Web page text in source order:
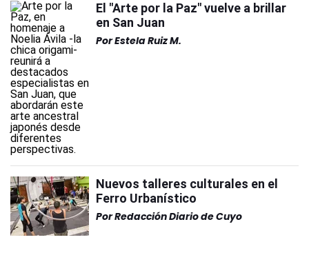
El "Arte por la Paz" vuelve a brillar
en San Juan
PorEstela Ruiz M.
Nuevos talleres culturales en el
Ferro Urbanístico
PorRedacción Diario de Cuyo